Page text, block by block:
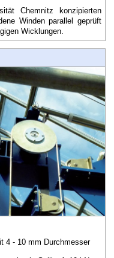
Chemnitz konzipierten
Winden parallel geprüft
Wicklungen.
4 - 10 mm Durchmesser